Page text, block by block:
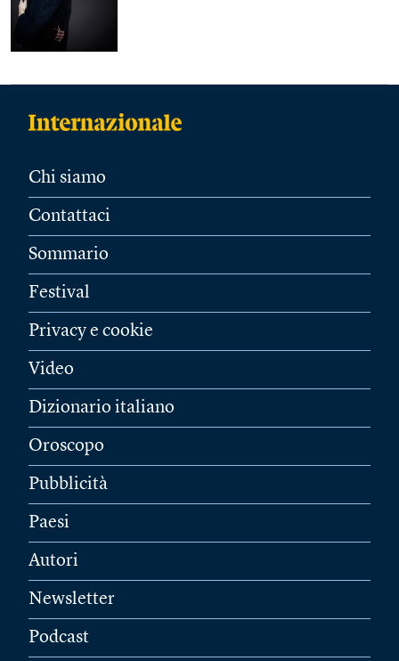
Chi siamo
Contattaci
Sommario
Festival
Privacy e cookie
Video
Dizionario italiano
Oroscopo
Pubblicità
Paesi
Autori
Newsletter
Podcast